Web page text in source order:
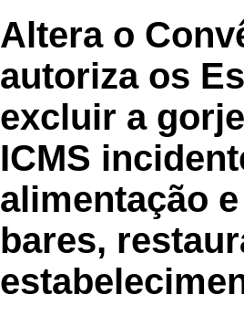
Altera o
autoriza os
excluir a
ICMS
alimentação
bares,